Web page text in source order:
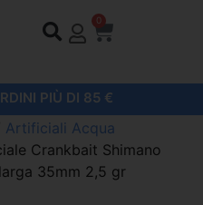
0
PIÙ DI 85 €
Artificiali Acqua
Crankbait Shimano
35mm 2,5 gr